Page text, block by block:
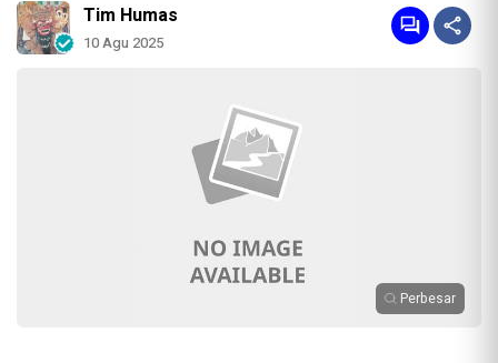
Tim Humas
10 Agu 2025
Perbesar